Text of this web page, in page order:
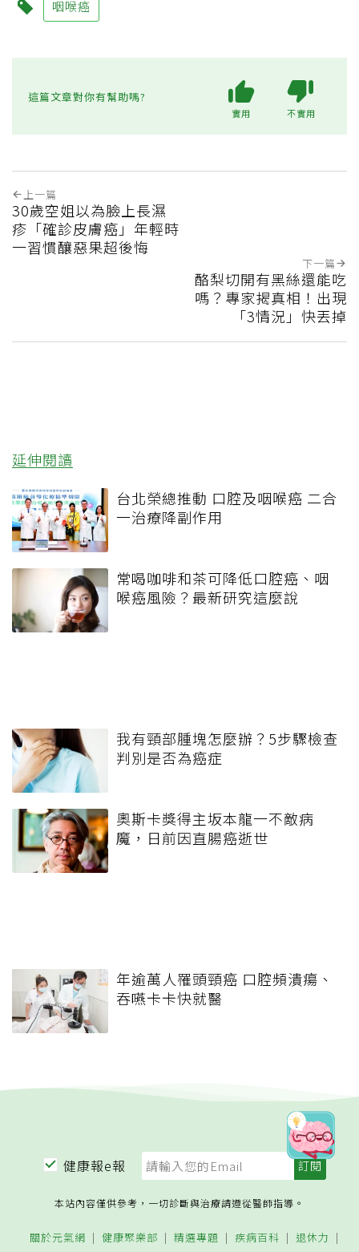
咽喉癌
這篇文章對你有幫助嗎?
實用 不實用
上一篇
30歲空姐以為臉上長濕
疹「確診皮膚癌」年輕時
一習慣釀惡果超後悔
下一篇
酪梨切開有黑絲還能吃
嗎？專家揭真相！出現
「3情況」快丟掉
延伸閱讀
台北榮總推動 口腔及咽喉癌 二合
一治療降副作用
常喝咖啡和茶可降低口腔癌、咽
喉癌風險？最新研究這麼說
我有頸部腫塊怎麼辦？5步驟檢查
判別是否為癌症
奧斯卡獎得主坂本龍一不敵病
魔，日前因直腸癌逝世
年逾萬人罹頭頸癌 口腔頻潰瘍、
吞嚥卡卡快就醫
健康報e報
本站內容僅供參考，一切診斷與治療請遵從醫師指導。
關於元氣網 健康聚樂部 精選專題 疾病百科 退休力